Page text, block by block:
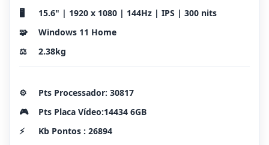
🖥️
15.6" | 1920 x 1080 | 144Hz | IPS | 300 nits
🧩
Windows 11 Home
⚖️
2.38kg
⚙️
Pts Processador: 30817
🎮
Pts Placa Vídeo:14434 6GB
⚡
Kb Pontos : 26894